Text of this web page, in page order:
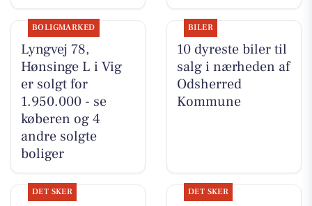
BOLIGMARKED
Lyngvej 78,
Hønsinge L i Vig
er solgt for
1.950.000 - se
køberen og 4
andre solgte
boliger
BILER
10 dyreste biler til
salg i nærheden af
Odsherred
Kommune
DET SKER DET SKER